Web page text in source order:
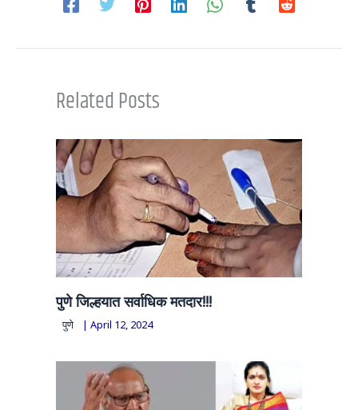
Related Posts
पुणे जिल्हयात सर्वाधिक मतदार!!!
पुणे | April 12, 2024